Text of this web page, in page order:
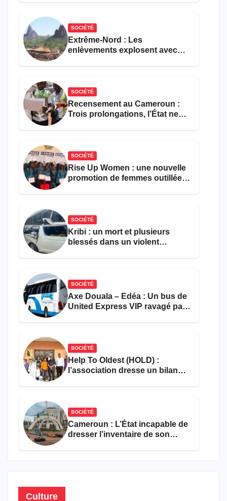
SOCIÉTÉ
Extrême-Nord : Les
enlèvements explosent avec
SOCIÉTÉ
Recensement au Cameroun :
Trois prolongations, l’État ne
SOCIÉTÉ
Rise Up Women : une nouvelle
promotion de femmes outillées
SOCIÉTÉ
Kribi : un mort et plusieurs
blessés dans un violent
SOCIÉTÉ
Axe Douala – Edéa : Un bus de
United Express VIP ravagé par
SOCIÉTÉ
Help To Oldest (HOLD) :
l’association dresse un bilan
SOCIÉTÉ
Cameroun : L’État incapable de
dresser l’inventaire de son
Culture